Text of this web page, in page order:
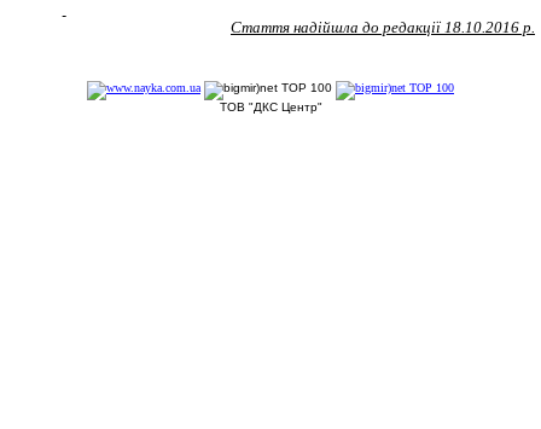
Стаття надійшла до редакції 18 .10.2016 р.
ТОВ "ДКС Центр"